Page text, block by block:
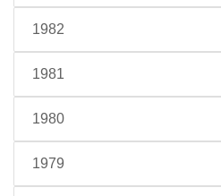
1982
1981
1980
1979